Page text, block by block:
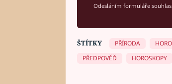
Odesláním formuláře
ŠTÍTKY PŘÍRODA
PŘEDPOVĚĎ
HOROSKOPY